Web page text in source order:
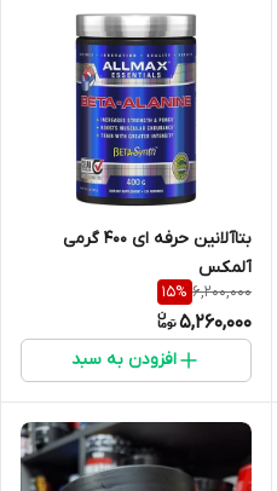
بتاآلانین حرفه ای ۴۰۰ گرمی
آلمکس
6,200,000
15%
5,260,000
افزودن به سبد